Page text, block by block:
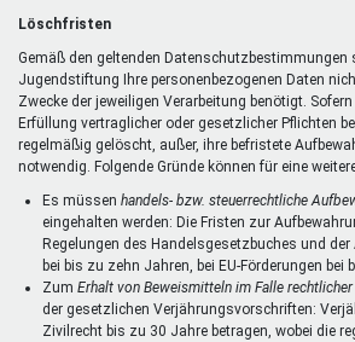
Löschfristen
Gemäß den geltenden Datenschutzbestimmungen
Jugendstiftung Ihre personenbezogenen Daten
Zwecke der jeweiligen Verarbeitung benötigt.
Erfüllung vertraglicher oder gesetzlicher Pflichten
regelmäßig gelöscht, außer, ihre befristete
notwendig. Folgende Gründe können für eine
Es müssen handels- bzw. steuerrechtliche
eingehalten werden: Die Fristen zur
Regelungen des Handelsgesetzbuches und der
bei bis zu zehn Jahren, bei EU-Förderungen bei
Zum Erhalt von Beweismitteln im Falle
der gesetzlichen Verjährungsvorschriften:
Zivilrecht bis zu 30 Jahre betragen, wobei die